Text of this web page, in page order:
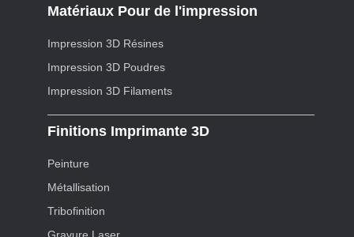
Matériaux Pour de l'impression
Impression 3D Résines
Impression 3D Poudres
Impression 3D Filaments
Finitions Imprimante 3D
Peinture
Métallisation
Tribofinition